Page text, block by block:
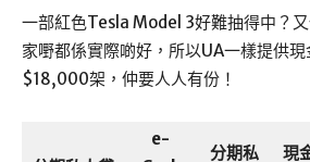
一部紅色Tesla Model 3好難抽得中？
家嘢都係實際啲好，所以UA一樣提供
$18,000架，仲要人人有份！
e-
分期私 現